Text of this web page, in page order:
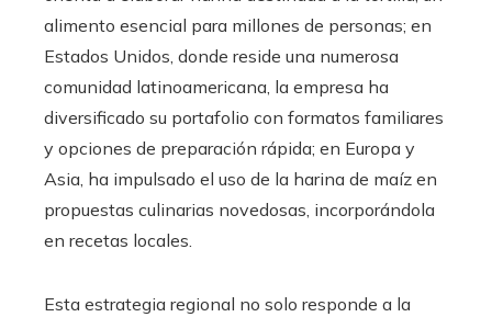
alimento esencial para millones de personas; en
Estados Unidos, donde reside una numerosa
comunidad latinoamericana, la empresa ha
diversificado su portafolio con formatos familiares
y opciones de preparación rápida; en Europa y
Asia, ha impulsado el uso de la harina de maíz en
propuestas culinarias novedosas, incorporándola
en recetas locales.
Esta estrategia regional no solo responde a la